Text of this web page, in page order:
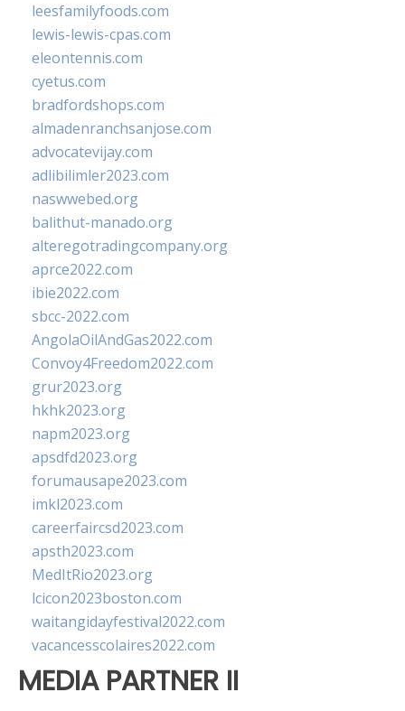
leesfamilyfoods.com
lewis-lewis-cpas.com
eleontennis.com
cyetus.com
bradfordshops.com
almadenranchsanjose.com
advocatevijay.com
adlibilimler2023.com
naswwebed.org
balithut-manado.org
alteregotradingcompany.org
aprce2022.com
ibie2022.com
sbcc-2022.com
AngolaOilAndGas2022.com
Convoy4Freedom2022.com
grur2023.org
hkhk2023.org
napm2023.org
apsdfd2023.org
forumausape2023.com
imkl2023.com
careerfaircsd2023.com
apsth2023.com
MedItRio2023.org
lcicon2023boston.com
waitangidayfestival2022.com
vacancesscolaires2022.com
MEDIA PARTNER II